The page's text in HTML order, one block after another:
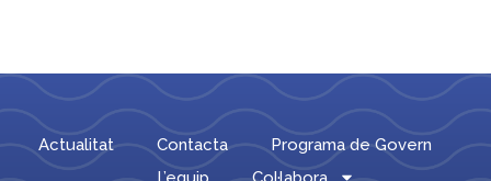
Actualitat Contacta
Programa de Govern